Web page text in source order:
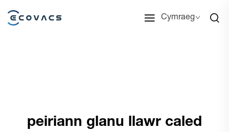
Cymraeg
peiriann glanu llawr caled